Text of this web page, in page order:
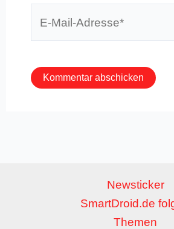
Newsticker
SmartDroid.de
Themen